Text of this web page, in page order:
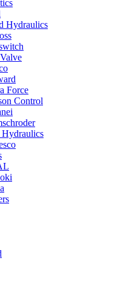
Hydraulics
Force
Control
Hydraulics